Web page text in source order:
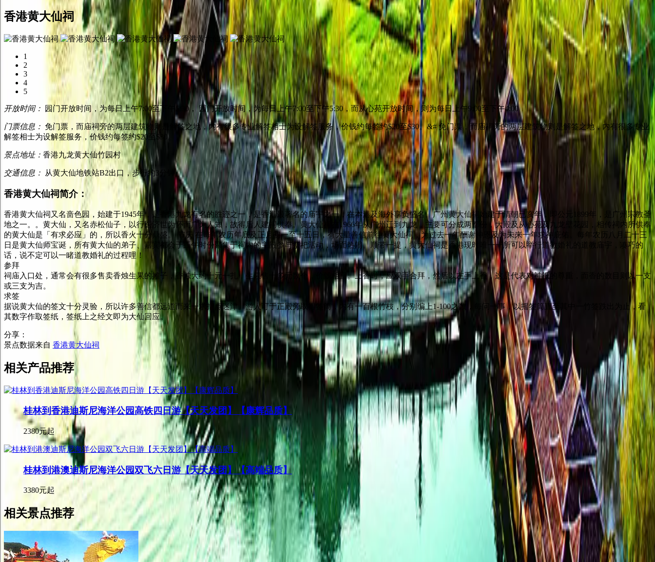
香港黄大仙祠
1
2
3
4
5
开放时间： 园门开放时间，为每日上午7:00至下午5:30， 园门开放时间，为每日上午7:00至下午5:30，而从心苑开放时间，则为每日上午9:00至下午4:00
门票信息： 免门票，而庙祠旁的两层建筑物则是解签之地，内有很多专业解签相士为设解签服务，价钱约每签约$20至$30。&# 免门票，而庙祠旁的两层建筑物则是解签之地，内有很多专业
解签相士为设解签服务，价钱约每签约$20至$30。
景点地址： 香港九龙黄大仙竹园村
交通信息： 从黄大仙地铁站B2出口，步行约3分钟
香港黄大仙祠简介：
香港黄大仙祠又名啬色园，始建于1945年，是香港九龙有名的胜迹之一，是香港最著名的庙宇之一，在本港及海外享负盛名。广州黄大仙祠始建于清朝已亥年，即公元1899年，是广州宗教圣
地之一。。黄大仙，又名赤松仙子，以行医济世为怀而广为人知，故得后人建祠供奉。黄大仙祠在1966年从广州迁到九龙，主要可分成两部份，大殿及从心苑及九龙壁花园，相传祠内所供奉
的黄大仙是「有求必应」的，所以香火十分鼎盛。 节庆 在每年农历年底及正月初一至十五日，有大量善信前往黄大仙祠，为过去一年酬谢神恩及为未来一年求神庇佑。每年农历八月二十三
日是黄大仙师宝诞，所有黄大仙的弟子、嘉宾都会于正午时份聚集于祠内的主殿参与祭祀活动，场面热闹。顺带一提，黄大仙祠是香港现时唯一一所可以举行道教婚礼的道教庙宇，凑巧的
话，说不定可以一睹道教婚礼的过程哩！
参拜
祠庙入口处，通常会有很多售卖香烛生果的摊子，香烛大约十元一扎，生果售十多元数个，价钱相宜。上香时，应双手合拜，然后以左手上香，这是代表对神祇的尊重，而香的数目则以一支
或三支为吉。
求签
据说黄大仙的签文十分灵验，所以许多善信都远道而来一求指点迷津。游人可于正殿旁取得签筒，内有一百根竹枝，分别编上1-100之数，每问一事，以摇签筒直至其中一竹签跌出为止，看
其数字作取签纸，签纸上之经文即为大仙回应。
分享：
景点数据来自 香港黄大仙祠
相关产品推荐
桂林到香港迪斯尼海洋公园高铁四日游【天天发团】【康辉品质】
2380元起
桂林到港澳迪斯尼海洋公园双飞六日游【天天发团】【高端品质】
3380元起
相关景点推荐